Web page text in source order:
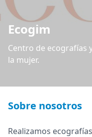
Ecogim
Centro de ecografías
la mujer.
Sobre nosotros
Realizamos